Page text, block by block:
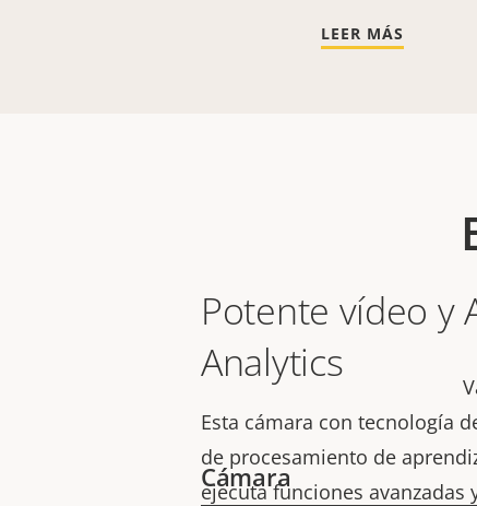
Potente vídeo y
Analytics
Esta cámara con tecnología
de procesamiento de
ejecuta funciones avanzadas
LEER MÁS
Cámara